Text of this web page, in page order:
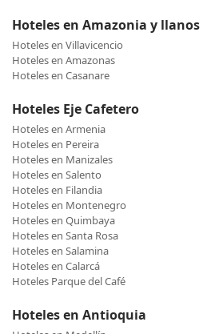
Hoteles en Amazonia y llanos
Hoteles en Villavicencio
Hoteles en Amazonas
Hoteles en Casanare
Hoteles Eje Cafetero
Hoteles en Armenia
Hoteles en Pereira
Hoteles en Manizales
Hoteles en Salento
Hoteles en Filandia
Hoteles en Montenegro
Hoteles en Quimbaya
Hoteles en Santa Rosa
Hoteles en Salamina
Hoteles en Calarcá
Hoteles Parque del Café
Hoteles en Antioquia